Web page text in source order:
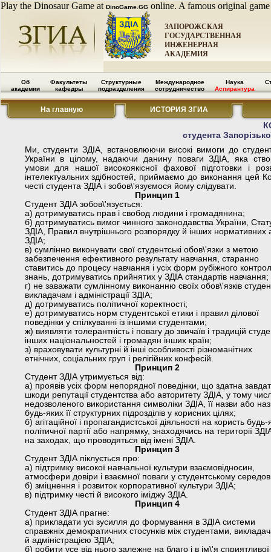
Play the Dinosaur Game at DinoGame.GG online. A famous original
ЗАПОРОЖСКАЯ
ГОСУДАРСТВЕННАЯ
ИНЖЕНЕРНАЯ
АКАДЕМИЯ
Об
академии
Факультеты
кафедры
Структурные
подразделения
Международное
сотрудничество
Наука
Аспирантура
На главную ИСТОРИЯ ЗГИА
студента
Ми, студенти ЗДІА, встановлюючи високі вимоги до
України в цілому, надаючи данину поваги ЗДІА, яка
умови для нашої високоякісної фахової підготовки і
інтелектуальних здібностей, приймаємо до виконання цей
честі студента ЗДІА і зобов\'язуємося йому слідувати.
Принцип 1
Студент ЗДІА зобов\'язується:
а) дотримуватись прав і свобод людини і громадянина;
б) дотримуватись вимог чинного законодавства України,
ЗДІА, Правил внутрішнього розпорядку й інших нормативних
ЗДІА;
в) сумлінно виконувати свої студентські обов\'язки з метою
забезпечення ефективного результату навчання, старанно
ставитись до процесу навчання і усіх форм рубіжного
знань, дотримуватись прийнятих у ЗДІА стандартів навчання;
г) не заважати сумлінному виконанню своїх обов\'язків
викладачам і адміністрації ЗДІА;
д) дотримуватись політичної коректності;
е) дотримуватись норм студентської етики і правил ділової
поведінки у спілкуванні із іншими студентами;
ж) виявляти толерантність і повагу до звичаїв і традицій
інших національностей і громадян інших країн;
з) враховувати культурні й інші особливості різноманітних
етнічних, соціальних груп і релігійних конфесій.
Принцип 2
Студент ЗДІА утримується від:
а) проявів усіх форм непорядної поведінки, що здатна
шкоди репутації студентства або авторитету ЗДІА, у тому
недозволеного використання символіки ЗДІА, її назви або
будь-яких її структурних підрозділів у корисних цілях;
б) агітаційної і пропагандистської діяльності на користь будь-
політичної партії або напрямку, знаходячись на території
на заходах, що проводяться від імені ЗДІА.
Принцип 3
Студент ЗДІА піклується про:
а) підтримку високої навчальної культури взаємовідносин,
атмосфери довіри і взаємної поваги у студентському
б) зміцнення і розвиток корпоративної культури ЗДІА;
в) підтримку честі й високого іміджу ЗДІА.
Принцип 4
Студент ЗДІА прагне:
а) прикладати усі зусилля до формування в ЗДІА системи
справжніх демократичних стосунків між студентами,
й адміністрацією ЗДІА;
б) робити усе від нього залежне на благо і в ім\'я сприятливої